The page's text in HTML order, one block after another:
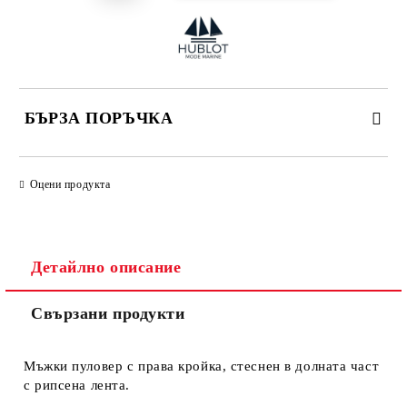
БЪРЗА ПОРЪЧКА
Ние ще се свържем с вас в рамките на работния ден.
Оцени продукта
Детайлно описание
Свързани продукти
Мъжки пуловер с права кройка, стеснен в долната част
с рипсена лента.